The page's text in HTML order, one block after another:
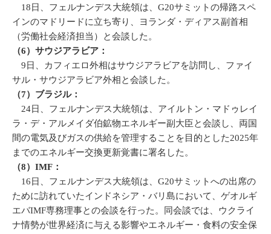
18日、フェルナンデス大統領は、G20サミットの帰路スペ
インのマドリードに立ち寄り、ヨランダ・ディアス副首相
（労働社会経済担当）と会談した。
（6）サウジアラビア：
9日、カフィエロ外相はサウジアラビアを訪問し、ファイ
サル・サウジアラビア外相と会談した。
（7）ブラジル：
24日、フェルナンデス大統領は、アイルトン・マドゥレイ
ラ・デ・アルメイダ伯鉱物エネルギー副大臣と会談し、両国
間の電気及びガスの供給を管理することを目的とした2025年
までのエネルギー交換更新覚書に署名した。
（8）IMF：
16日、フェルナンデス大統領は、G20サミットへの出席の
ために訪れていたインドネシア・バリ島において、ゲオルギ
エバIMF専務理事との会談を行った。同会談では、ウクライ
ナ情勢が世界経済に与える影響やエネルギー・食料の安全保